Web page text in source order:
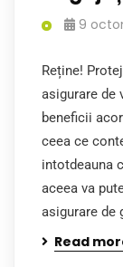
9
Reține!
asigurare de
beneficii
ceea ce
intotdeauna
aceea va
asigurare de
Read